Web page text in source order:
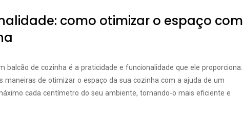
como otimizar o espaço com
balcão de cozinha é a praticidade e funcionalidade que ele proporciona.
maneiras de otimizar o espaço da sua cozinha com a ajuda de um
cada centímetro do seu ambiente, tornando-o mais eficiente e